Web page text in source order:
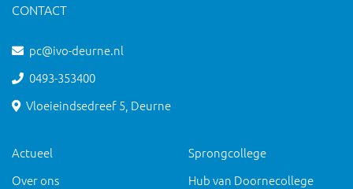
CONTACT
pc@ivo-deurne.nl
0493-353400
Vloeieindsedreef 5, Deurne
Actueel
Over ons
Sprongcollege
Hub van Doornecollege